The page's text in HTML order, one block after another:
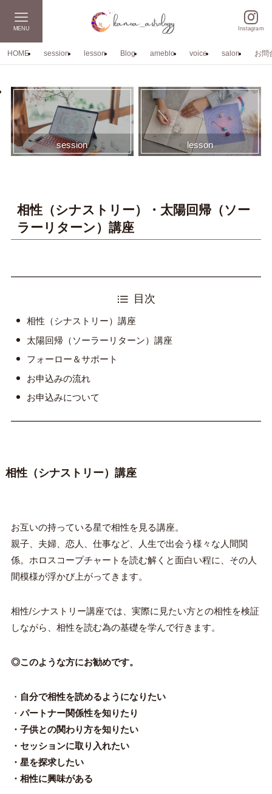
Instagram
MENU
HOME session lesson Blog ameblo voice salon お問
session lesson
相性（シナストリー）・太陽回帰（ソー
ラーリターン）講座
目次
相性（シナストリー）講座
太陽回帰（ソーラーリターン）講座
フォーロー＆サポート
お申込みの流れ
お申込みについて
相性（シナストリー）講座
お互いの持っている星で相性を見る講座。
親子、夫婦、恋人、仕事など、人生で出会う様々な人間関
係。ホロスコープチャートを読む解くと面白い程に、その人
間模様が浮かび上がってきます。
相性/シナストリー講座では、実際に見たい方との相性を検証
しながら、相性を読む為の基礎を学んで行きます。
◎このような方にお勧めです。
・ 自分で相性を読めるようになりたい
・ パートナー関係性を知りたり
・子供との関わり方を知りたい
・セッションに取り入れたい
・星を探求したい
・相性に興味がある